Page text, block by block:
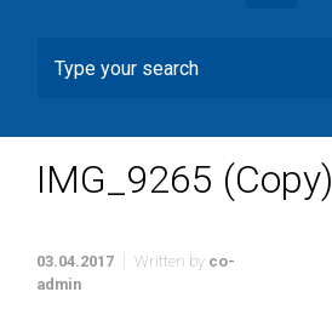
IMG_9265 (Copy)
03.04.2017 Written by co-
admin